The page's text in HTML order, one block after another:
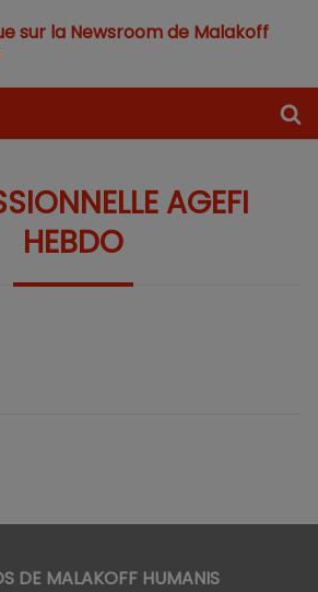
sur la Newsroom de Malakoff
AGEFI
HEBDO
DE MALAKOFF HUMANIS